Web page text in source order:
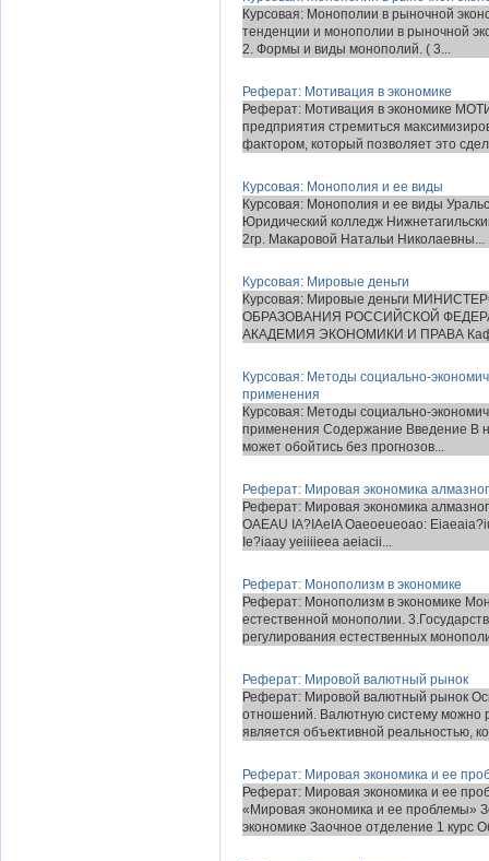
Курсовая: Монополии в рыночной
тенденции и монополии в рыночной
2. Формы и виды монополий. ( 3...
Реферат: Мотивация в экономике
Реферат: Мотивация в экономике
предприятия стремиться
фактором, который позволяет это
Курсовая: Монополия и ее виды
Курсовая: Монополия и ее виды
Юридический колледж
2гр. Макаровой Натальи Николаевны...
Курсовая: Мировые деньги
Курсовая: Мировые деньги
ОБРАЗОВАНИЯ РОССИЙСКОЙ
АКАДЕМИЯ ЭКОНОМИКИ И ПРАВА
Курсовая: Методы социально-
применения
Курсовая: Методы социально-
применения Содержание Введение В
может обойтись без прогнозов...
Реферат: Мировая экономика
Реферат: Мировая экономика
OAEAU IA?IAeIA Oaeoeueoao:
Ie?iaay yeiiiieea aeiacii...
Реферат: Монополизм в экономике
Реферат: Монополизм в экономике
естественной монополии.
регулирования естественных
Реферат: Мировой валютный рынок
Реферат: Мировой валютный рынок
отношений. Валютную систему можно
является объективной реальностью,
Реферат: Мировая экономика и ее
Реферат: Мировая экономика и ее
«Мировая экономика и ее проблемы»
экономике Заочное отделение 1 курс